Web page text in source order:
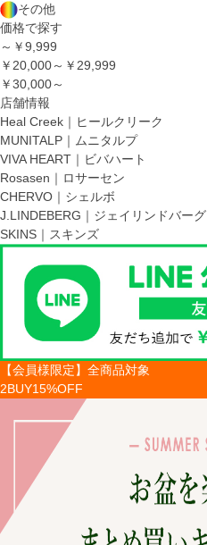
その他
価格で探す
～￥9,999
￥20,000～￥29,999
￥30,000～
店舗情報
Heal Creek｜ヒールクリーク
MUNITALP｜ムニタルプ
VIVA HEART｜ビバハート
Rosasen｜ロサーセン
CHERVO｜シェルボ
J.LINDEBERG｜ジェイリンドバーグ
SKINS｜スキンズ
【会員様限定】全商品対象
2BUY15%OFF